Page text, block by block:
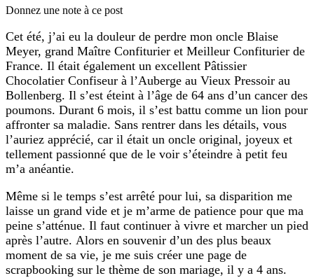
Donnez une note à ce post
Cet été, j’ai eu la douleur de perdre mon oncle Blaise
Meyer, grand Maître Confiturier et Meilleur Confiturier de
France. Il était également un excellent Pâtissier
Chocolatier Confiseur à l’Auberge au Vieux Pressoir au
Bollenberg. Il s’est éteint à l’âge de 64 ans d’un cancer des
poumons. Durant 6 mois, il s’est battu comme un lion pour
affronter sa maladie. Sans rentrer dans les détails, vous
l’auriez apprécié, car il était un oncle original, joyeux et
tellement passionné que de le voir s’éteindre à petit feu
m’a anéantie.
Même si le temps s’est arrêté pour lui, sa disparition me
laisse un grand vide et je m’arme de patience pour que ma
peine s’atténue. Il faut continuer à vivre et marcher un pied
après l’autre. Alors en souvenir d’un des plus beaux
moment de sa vie, je me suis créer une page de
scrapbooking sur le thème de son mariage, il y a 4 ans.